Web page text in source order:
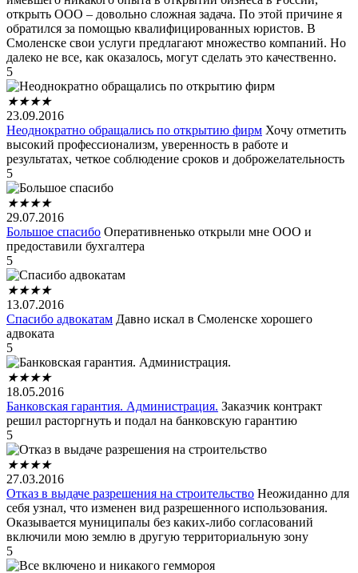
открыть ООО – довольно сложная задача. По этой причине я
обратился за помощью квалифицированных юристов. В
Смоленске свои услуги предлагают множество компаний. Но
далеко не все, как оказалось, могут сделать это качественно.
5
★★★★
23.09.2016
Неоднократно обращались по открытию фирм Хочу отметить
высокий профессионализм, уверенность в работе и
результатах, четкое соблюдение сроков и доброжелательность
5
★★★★
29.07.2016
Большое спасибо Оперативненько открыли мне ООО и
предоставили бухгалтера
5
★★★★
13.07.2016
Спасибо адвокатам Давно искал в Смоленске хорошего
адвоката
5
★★★★
18.05.2016
Банковская гарантия. Администрация. Заказчик контракт
решил расторгнуть и подал на банковскую гарантию
5
★★★★
27.03.2016
Отказ в выдаче разрешения на строительство Неожиданно для
себя узнал, что изменен вид разрешенного использования.
Оказывается муниципалы без каких-либо согласований
включили мою землю в другую территориальную зону
5